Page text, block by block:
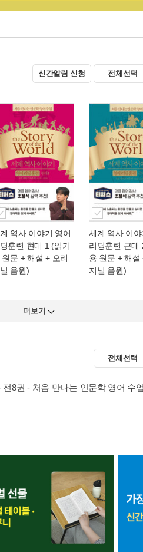
신간알림 신청 전체선택
역사 이야기 영어
훈련 현대 1 (읽기
원문 + 해설 + 오리
음원)
세계 역사 이야
리딩훈련 근대
용 원문 + 해설
지널 음원)
더보기
전체선택
8권 - 처음 만나는 인문학 영어 수업